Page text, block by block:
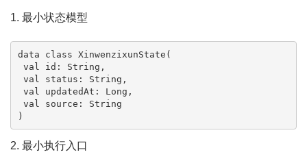
1. 最小状态模型
data class XinwenzixunState(
)
2. 最小执行入口